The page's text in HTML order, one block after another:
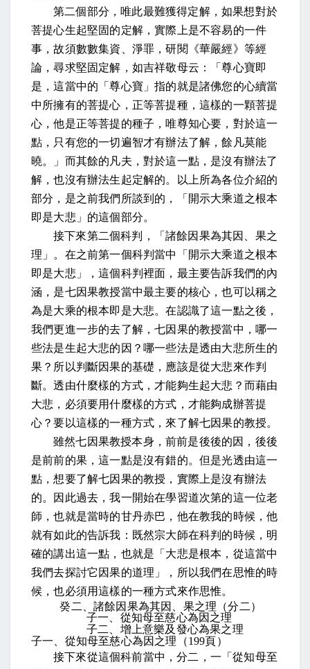
第二個部分， 唯此最難獲得定解，如果想對於
菩提心生起堅固的定解，實際上是不容易的一件
事，故須數數集資、淨罪，研閱《華嚴經》等經
論，尋求堅固定解，如吉祥敬母云：「尊心寶即
是，這當中的「尊心寶」指的就是諸佛您的心續當
中所擁有的菩提心， 正等菩提種，這樣的一顆菩提
心，他是正等菩提的種子， 唯尊知心要， 對於這一
點，只有您的一切遍智才有辦法了解 ，餘凡莫能
曉。
」而其餘的凡夫，對於這一點，是沒有辦法了
解，也沒有辦法生起定解的。以上所為各位介紹的
部分，是之前我們所談到的，「開示大乘道之根本
即是大悲」的這個部分。
接下來第二個科判，「諸餘因果為其因、果之
理」。在之前第一個科判當中「開示大乘道之根本
即是大悲」，這個科判裡面，最主要告訴我們的內
涵，是七因果教授當中最主要的核心，也可以稱之
為是大乘的根本即是大悲。在認識了這一點之後，
我們更進一步的去了解，七因果的教授當中，哪一
些法是生起大悲的因？哪一些法是透由大悲所生的
果？所以判斷因果的基礎，應該是從大悲來作判
斷。透由什麼樣的方式，才能夠生起大悲？而藉由
大悲，必須要用什麼樣的方式，才能夠成辦菩提
心？要以這樣的一種方式，來了解七因果的教授。
雖然七因果教授本身，前前是後後的因，後後
是前前的果，這一點是沒有錯的。但是光透由這一
點，想要了解七因果的教授，實際上是沒有辦法
的。因此過去，我一開始在學習道次第的這一位老
師，也就是當時的甘丹赤巴，他在教我的時候，他
就有如此的告訴我：既然宗大師在科判的時候，明
確的講出這一點，也就是「大悲是根本，從這當中
我們去探討它因果的道理」，所以我們在思惟的時
候，也必須用這樣的一種方式來作思惟。
癸二、諸餘因果為其因、果之理（分二）
子一、從知母至慈心為因之理
子二、增上意樂及發心為果之理
子一、從知母至慈心為因之理（199頁）
接下來從這個科前當中，分二，一「從知母至